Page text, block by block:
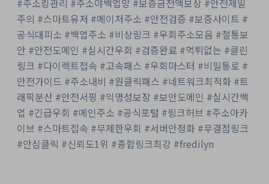
#주소킹관리 #주소야백업망 #보증금전액보상 #안전제일
주의 #스마트유저 #메이저주소 #안전검증 #보증사이트 #
공식대피소 #백업주소 #비상링크 #우회주소모음 #철통보
안 #안전도메인 #실시간우회 #검증완료 #먹튀없는 #클린
링크 #다이렉트접속 #고속패스 #우회마스터 #비밀통로 #
안전가이드 #주소내비 #원클릭패스 #네트워크최적화 #트
래픽분산 #안전서핑 #익명성보장 #보안도메인 #실시간백
업 #긴급우회 #메인주소 #공식포털 #링크허브 #주소아카
이브 #스마트접속 #무제한우회 #서버안정화 #무결점링크
#안심클릭 #신뢰도1위 #종합링크최강 #fredilyn